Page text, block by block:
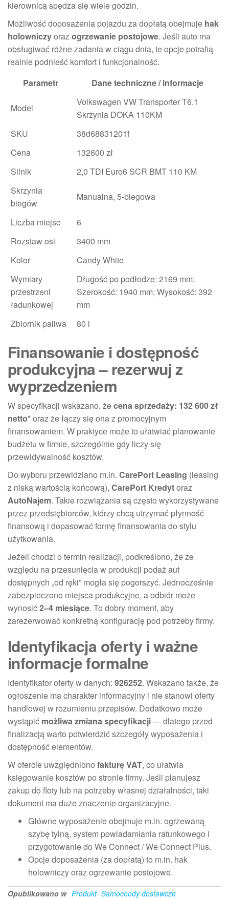
kierownicą spędza się wiele godzin.
Możliwość doposażenia pojazdu za dopłatą obejmuje hak
holowniczyorazogrzewanie postojowe. Jeśli auto ma
obsługiwać różne zadania w ciągu dnia, te opcje potrafią
realnie podnieść komfort i funkcjonalność.
Parametr
Dane techniczne / informacje
Model
Volkswagen VW Transporter T6.1
Skrzynia DOKA 110KM
SKU
38d68831201f
Cena
132600 zł
Silnik
2,0 TDI Euro6 SCR BMT 110 KM
Skrzynia
biegów
Manualna, 5-biegowa
Liczba miejsc
6
Rozstaw osi
3400 mm
Kolor
Candy White
Wymiary
przestrzeni
ładunkowej
Długość po podłodze: 2169 mm;
Szerokość: 1940 mm; Wysokość: 392
mm
Zbiornik paliwa
80 l
Finansowanie i dostępność
produkcyjna – rezerwuj z
wyprzedzeniem
W specyfikacji wskazano, żecena sprzedaży: 132 600 zł
netto*oraz że łączy się ona z promocyjnym
finansowaniem. W praktyce może to ułatwiać planowanie
budżetu w firmie, szczególnie gdy liczy się
przewidywalność kosztów.
Do wyboru przewidziano m.in. CarePort Leasing (leasing
z niską wartością końcową), CarePort Kredytoraz
AutoNajem. Takie rozwiązania są często wykorzystywane
przez przedsiębiorców, którzy chcą utrzymać płynność
finansową i dopasować formę finansowania do stylu
użytkowania.
Jeżeli chodzi o termin realizacji, podkreślono, że ze
względu na przesunięcia w produkcji podaż aut
dostępnych „od ręki” mogła się pogorszyć. Jednocześnie
zabezpieczono miejsca produkcyjne, a odbiór może
wynosić2–4 miesiące. To dobry moment, aby
zarezerwować konkretną konfigurację pod potrzeby firmy.
Identyfikacja oferty i ważne
informacje formalne
Identyfikator oferty w danych: 926252. Wskazano także, że
ogłoszenie ma charakter informacyjny i nie stanowi oferty
handlowej w rozumieniu przepisów. Dodatkowo może
wystąpić możliwa zmiana specyfikacji— dlatego przed
finalizacją warto potwierdzić szczegóły wyposażenia i
dostępność elementów.
W ofercie uwzględniono fakturę VAT, co ułatwia
księgowanie kosztów po stronie firmy. Jeśli planujesz
zakup do floty lub na potrzeby własnej działalności, taki
dokument ma duże znaczenie organizacyjne.
Główne wyposażenie obejmuje m.in. ogrzewaną
szybę tylną, system powiadamiania ratunkowego i
przygotowanie do We Connect / We Connect Plus.
Opcje doposażenia (za dopłatą) to m.in. hak
holowniczy oraz ogrzewanie postojowe.
Opublikowano w Produkt Samochody dostawcze